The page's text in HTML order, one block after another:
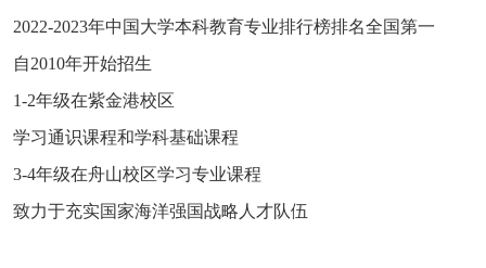
2022-2023年中国大学本科教育专业排行榜排名全国第一
自2010年开始招生
1-2年级在紫金港校区
学习通识课程和学科基础课程
3-4年级在舟山校区学习专业课程
致力于充实国家海洋强国战略人才队伍